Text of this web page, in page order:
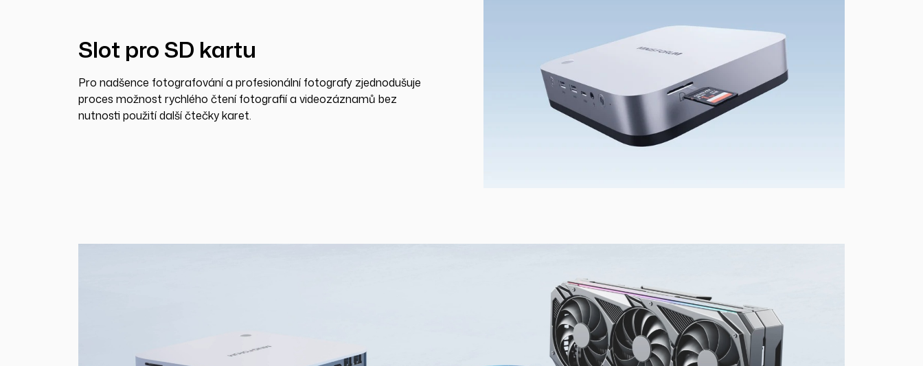
Slot pro SD kartu
Pro nadšence fotografování a profesionální fotografy zjednodušuje
proces možnost rychlého čtení fotografií a videozáznamů bez
nutnosti použití další čtečky karet.